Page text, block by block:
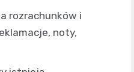
rozrachunków i
noty,